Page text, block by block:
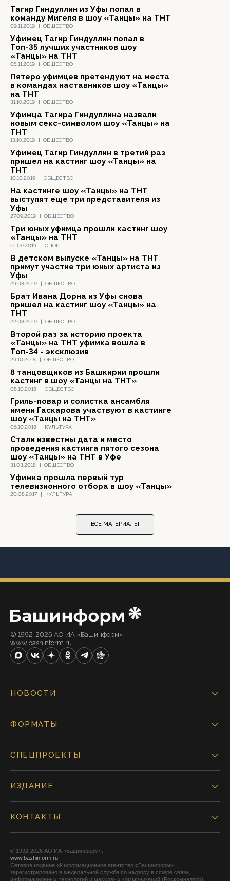
09.11.2019 | ОБЩЕСТВО
Тагир Гиндуллин из Уфы попал в
команду Мигеля в шоу «Танцы» на ТНТ
05.11.2019 | ОБЩЕСТВО
Уфимец Тагир Гиндуллин попал в
Топ-35 лучших участников шоу
«Танцы» на ТНТ
31.10.2019 | ОБЩЕСТВО
Пятеро уфимцев претендуют на места
в командах наставников шоу «Танцы»
на ТНТ
13.10.2019 | ОБЩЕСТВО
Уфимца Тагира Гиндуллина назвали
новым секс-символом шоу «Танцы» на
ТНТ
10.10.2019 | ОБЩЕСТВО
Уфимец Тагир Гиндуллин в третий раз
пришел на кастинг шоу «Танцы» на
ТНТ
27.09.2019 | ОБЩЕСТВО
На кастинге шоу «Танцы» на ТНТ
выступят еще три представителя из
Уфы
01.09.2019 | СПОРТ
Три юных уфимца прошли кастинг шоу
«Танцы» на ТНТ
29.08.2019 | ОБЩЕСТВО
В детском выпуске «Танцы» на ТНТ
примут участие три юных артиста из
Уфы
22.08.2019 | ОБЩЕСТВО
Брат Ивана Дорна из Уфы снова
пришел на кастинг шоу «Танцы» на
ТНТ
29.10.2018 | ОБЩЕСТВО
Второй раз за историю проекта
«Танцы» на ТНТ уфимка вошла в
Топ-34 - эксклюзив
08.10.2018 | ОБЩЕСТВО
8 танцовщиков из Башкирии прошли
кастинг в шоу «Танцы на ТНТ»
06.10.2018 | КУЛЬТУРА
Гриль-повар и солистка ансамбля
имени Гаскарова участвуют в кастинге
шоу «Танцы на ТНТ»
31.03.2018 | ОБЩЕСТВО
Стали известны дата и место
проведения кастинга пятого сезона
шоу «Танцы» на ТНТ в Уфе
20.08.2017 | КУЛЬТУРА
Уфимка прошла первый тур
телевизионного отбора в шоу «Танцы»
ВСЕ МАТЕРИАЛЫ
© 1992-2026 АО ИА «Башинформ».
www.bashinform.ru
НОВОСТИ
ФОРМАТЫ
СПЕЦПРОЕКТЫ
ИЗДАНИЕ
КОНТАКТЫ
© 1992-2026 АО ИА «Башинформ».
www.bashinform.ru
Сетевое издание «Информационное агентство «Башинформ»
зарегистрировано в Федеральной службе по надзору в сфере связи,
информационных технологий и массовых коммуникаций (Роскомнадзор),